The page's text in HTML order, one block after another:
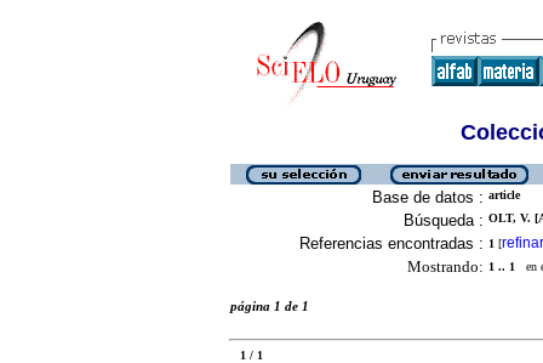
Base de datos : article
Búsqueda : OLT, V.
Referencias encontradas : 1 [refinar
Mostrando: 1 .. 1 en
página 1 de 1
1 / 1